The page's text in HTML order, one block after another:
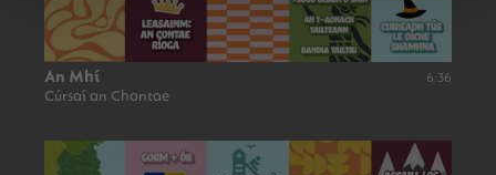
An Mhí
Cúrsaí an Chontae
6:36